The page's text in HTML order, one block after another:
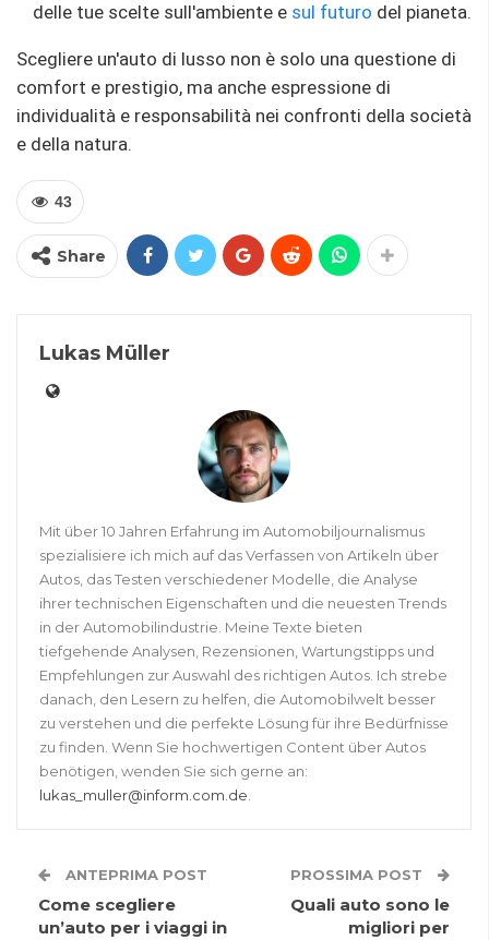
delle tue scelte sull'ambiente e sul futuro del pianeta.
Scegliere un'auto di lusso non è solo una questione di
comfort e prestigio, ma anche espressione di
individualità e responsabilità nei confronti della società
e della natura.
43
Share
Lukas Müller
Mit über 10 Jahren Erfahrung im Automobiljournalismus
spezialisiere ich mich auf das Verfassen von Artikeln über
Autos, das Testen verschiedener Modelle, die Analyse
ihrer technischen Eigenschaften und die neuesten Trends
in der Automobilindustrie. Meine Texte bieten
tiefgehende Analysen, Rezensionen, Wartungstipps und
Empfehlungen zur Auswahl des richtigen Autos. Ich strebe
danach, den Lesern zu helfen, die Automobilwelt besser
zu verstehen und die perfekte Lösung für ihre Bedürfnisse
zu finden. Wenn Sie hochwertigen Content über Autos
benötigen, wenden Sie sich gerne an:
lukas_muller@inform.com.de.
ANTEPRIMA POST
Come scegliere
un’auto per i viaggi in
PROSSIMA POST
Quali auto sono le
migliori per